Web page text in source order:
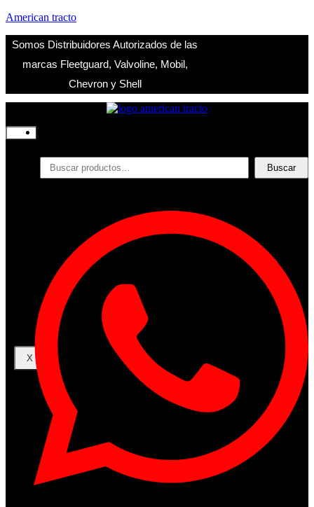
American tracto
Somos Distribuidores Autorizados de las
marcas Fleetguard, Valvoline, Mobil,
Chevron y Shell
Productos
Filtros
Contacto
Acceder
Iniciar Sesion
Registro
Restablecer la contraseña
X
Buscar